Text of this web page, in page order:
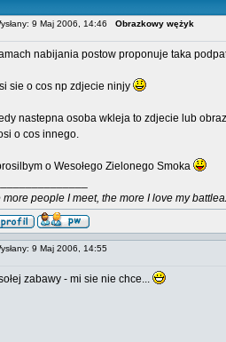
9 Maj 2006, 14:46 Obrazkowy wężyk
nabijania postow proponuje taka
sie o cos np zdjecie ninjy
nastepna osoba wkleja to zdjecie lub
o cos innego.
o Wesołego Zielonego Smoka
more people I meet, the more I love my
9 Maj 2006, 14:55
zabawy - mi sie nie chce...